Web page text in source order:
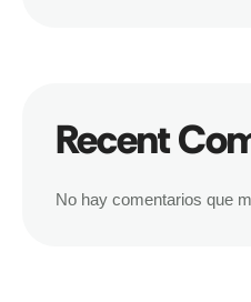
Recent
No hay comentarios que